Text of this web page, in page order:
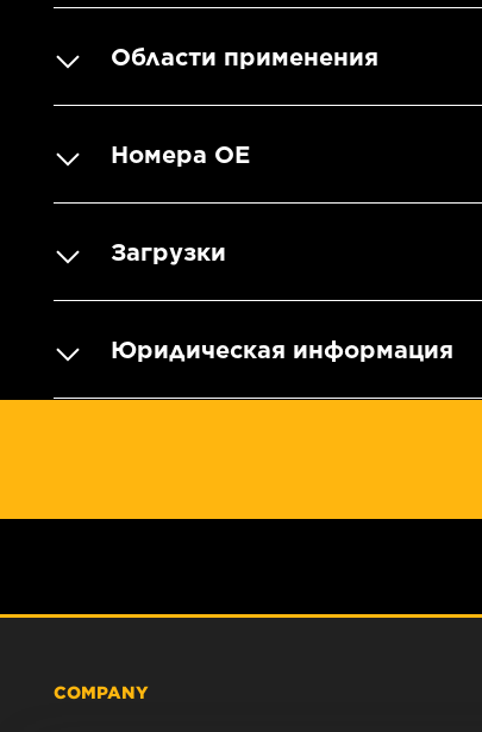
Области применения
Номера OE
Загрузки
Юридическая информация
COMPANY